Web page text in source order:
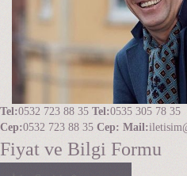
Tel:0532 723 88 35 Tel:0535 305 78 35
Cep:0532 723 88 35 Cep: Mail:
Fiyat ve Bilgi Formu